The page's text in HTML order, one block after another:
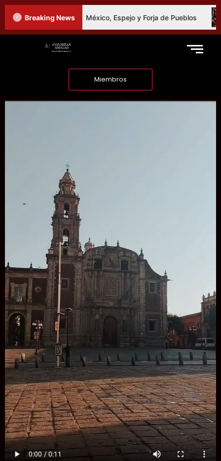
Breaking News
Social: El Fútbol en México, Espejo y Forja de Pueblos
Miembros